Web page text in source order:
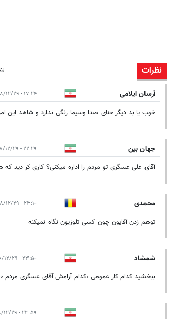
نظرات
آرسان ایلامی ۱۷:۲۴ - ۱۳۹۸/۱۲/۲۹
خوب یا بد دیگر حنای صدا وسیما رنگی ندارد و شاهد این
جهان بین ۲۲:۲۹ - ۱۳۹۸/۱۲/۲۹
آقای علی عسگری تو مردم را اداره میکنی؟ کاری کر دید که
محمدی ۲۳:۱۰ - ۱۳۹۸/۱۲/۲۹
توهم زدن آفایون چون کسی تلوزیون نگاه نمیکنه
شمشاد ۲۳:۵۰ - ۱۳۹۸/۱۲/۲۹
ببخشید کدام کار عمومی ،کدام آرامش آقای عسگری مردم ۹۰ درصدشان دیگر تلویزیون سیما را نگاه نمیکنند .باور نداری
۲۳:۵۹ - ۱۳۹۸/۱۲/۲۹